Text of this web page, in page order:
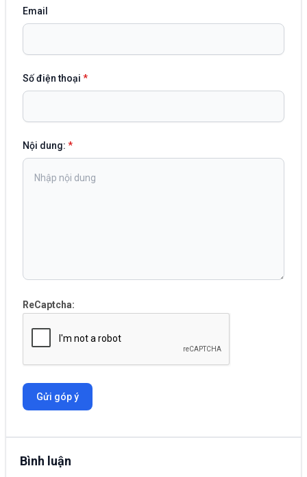
Email
Số điện thoại *
Nội dung: *
ReCaptcha:
Gửi góp ý
Bình luận